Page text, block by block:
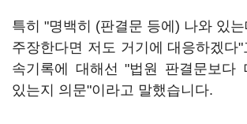
특히 "명백히 (판결문 등에) 나와 있
주장한다면 저도 거기에 대응하겠다
속기록에 대해선 "법원 판결문보다
있는지 의문"이라고 말했습니다.